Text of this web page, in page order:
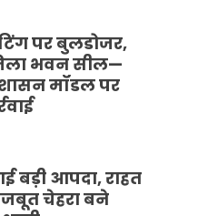
पर बुलडोजर,
भवन सील—
मॉडल पर
बड़ी आपदा, राहत
चेहरा बने